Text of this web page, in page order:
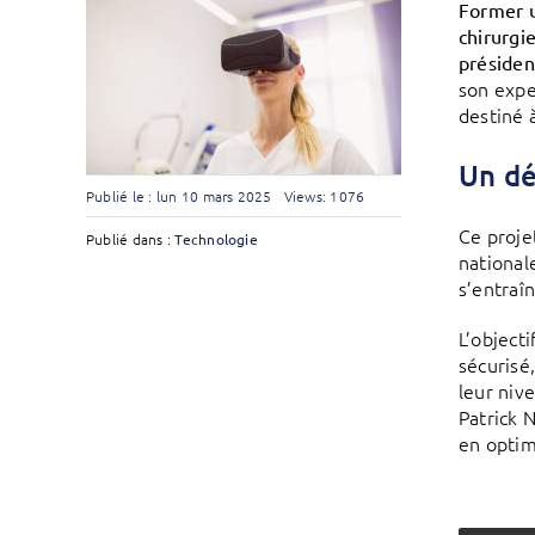
Publié le : lun 10 mars 2025 Views: 1076
Publié dans :Technologie
Former
son
destiné
Un
Ce
leur
Patrick
en